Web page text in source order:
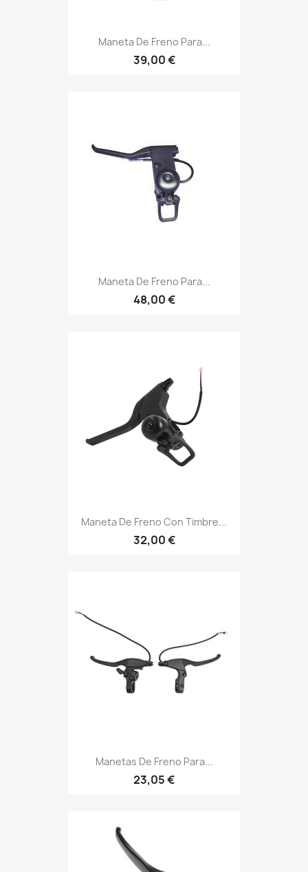
Maneta De Freno Para...
39,00 €
Maneta De Freno Para...
48,00 €
Maneta De Freno Con Timbre...
32,00 €
Manetas De Freno Para...
23,05 €